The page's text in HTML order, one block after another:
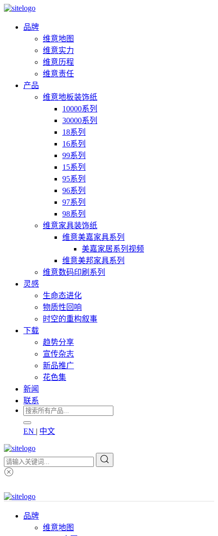
品牌
维意地图
维意实力
维意历程
维意责任
产品
维意地板装饰纸
10000系列
30000系列
18系列
16系列
99系列
15系列
95系列
96系列
97系列
98系列
维意家具装饰纸
维意美嘉家具系列
美嘉家居系列视频
维意美邦家具系列
维意数码印刷系列
灵感
生命态进化
物质性回响
时空的重构叙事
下载
趋势分享
宣传杂志
新品推广
花色集
新闻
联系
EN | 中文
品牌
维意地图